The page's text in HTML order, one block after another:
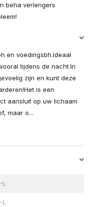
beha verlengers
en voedingsbh.Ideaal
tijdens de nacht.In
zijn en kunt deze
is een
aansluit op uw lichaam
maar o...
L
L